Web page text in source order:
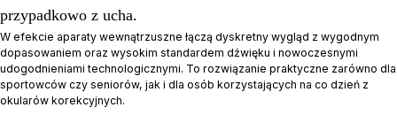
przypadkowo z ucha.
W efekcie aparaty wewnątrzuszne łączą dyskretny wygląd z wygodnym
dopasowaniem oraz wysokim standardem dźwięku i nowoczesnymi
udogodnieniami technologicznymi. To rozwiązanie praktyczne zarówno dla
sportowców czy seniorów, jak i dla osób korzystających na co dzień z
okularów korekcyjnych.